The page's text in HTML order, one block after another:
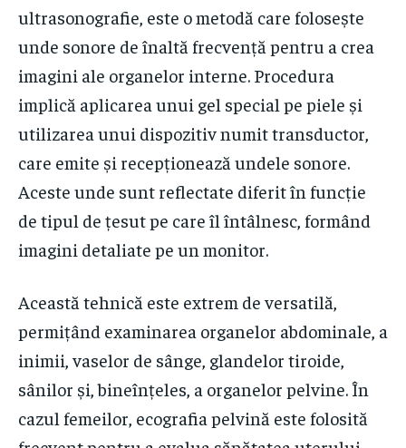
ultrasonografie, este o metodă care folosește
unde sonore de înaltă frecvență pentru a crea
imagini ale organelor interne. Procedura
implică aplicarea unui gel special pe piele și
utilizarea unui dispozitiv numit transductor,
care emite și recepționează undele sonore.
Aceste unde sunt reflectate diferit în funcție
de tipul de țesut pe care îl întâlnesc, formând
imagini detaliate pe un monitor.
Această tehnică este extrem de versatilă,
permițând examinarea organelor abdominale, a
inimii, vaselor de sânge, glandelor tiroide,
sânilor și, bineînțeles, a organelor pelvine. În
cazul femeilor, ecografia pelvină este folosită